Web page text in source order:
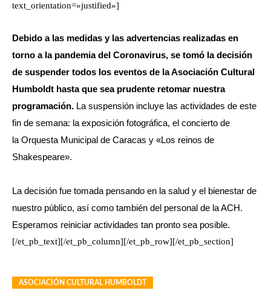
text_orientation=»justified»]
Debido a las medidas y las advertencias realizadas en
torno a la pandemia del Coronavirus, se tomó la decisión
de suspender todos los eventos de la Asociación Cultural
Humboldt hasta que sea prudente retomar nuestra
programación. La suspensión incluye las actividades de este
fin de semana: la exposición fotográfica, el concierto de
la Orquesta Municipal de Caracas y «Los reinos de
Shakespeare».
La decisión fue tomada pensando en la salud y el bienestar de
nuestro público, así como también del personal de la ACH.
Esperamos reiniciar actividades tan pronto sea posible.
[/et_pb_text][/et_pb_column][/et_pb_row][/et_pb_section]
ASOCIACIÓN CULTURAL HUMBOLDT